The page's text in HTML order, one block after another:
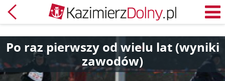
Powrót
Po raz pierwszy od wielu lat (wyniki
zawodów)